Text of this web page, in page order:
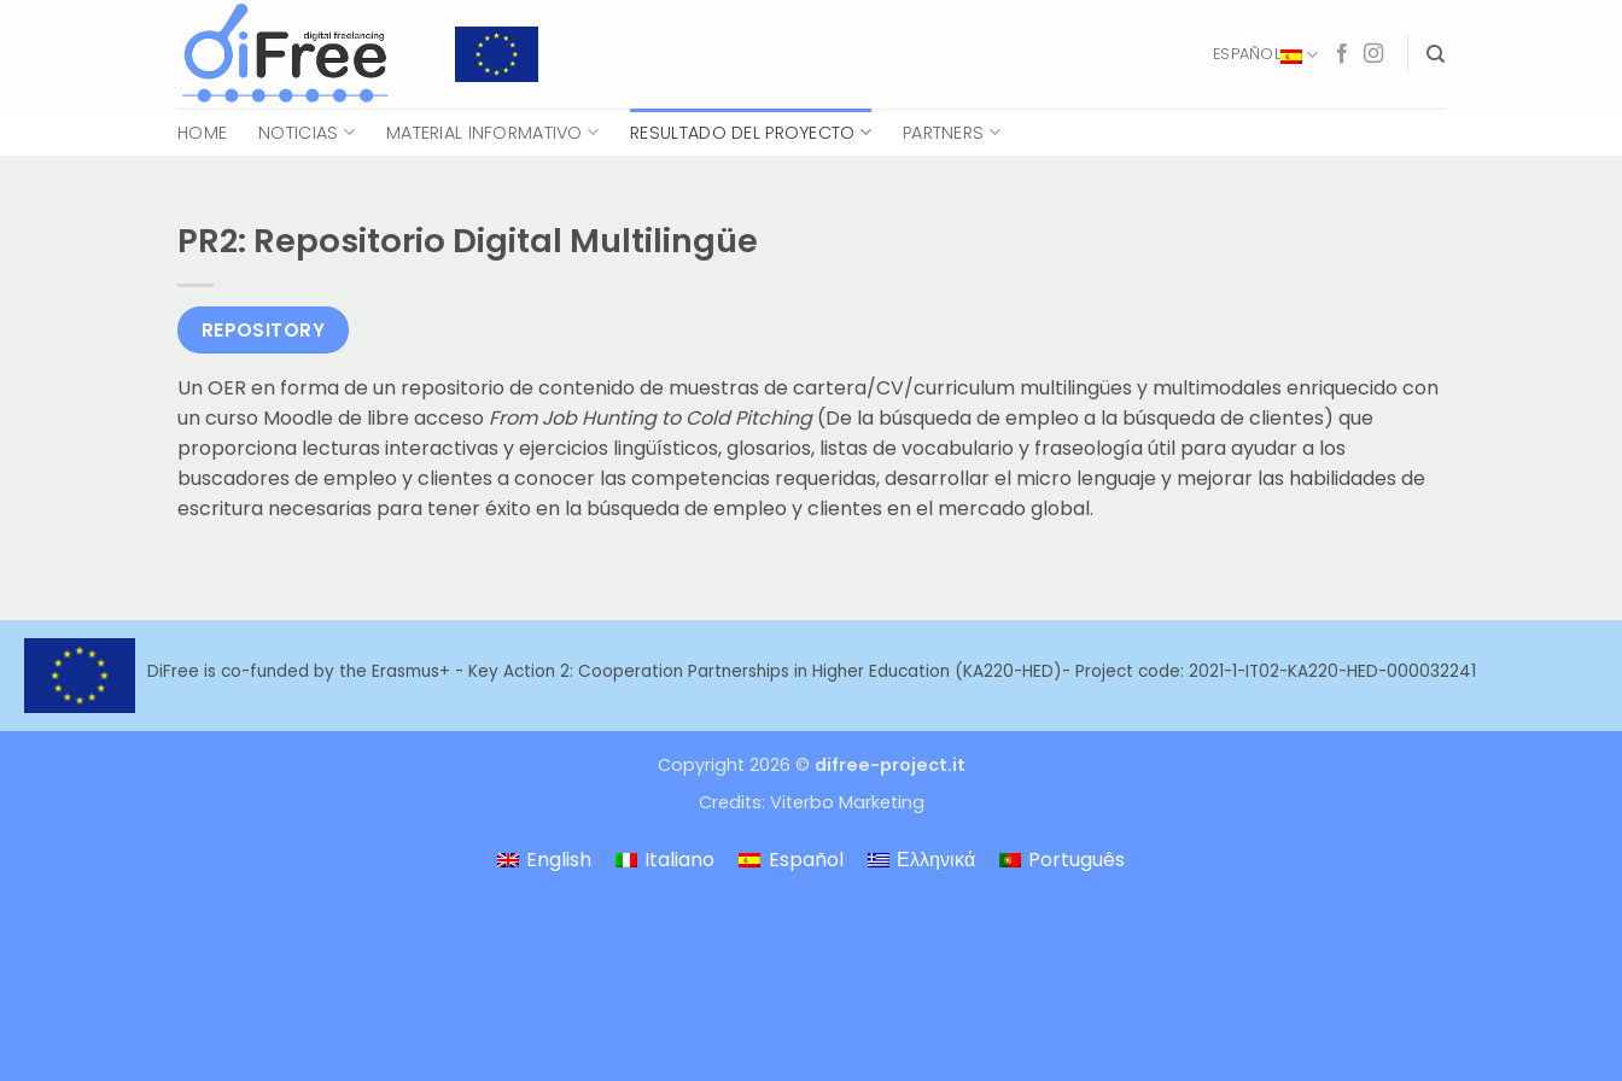
ESPAÑOL
HOME NOTICIAS MATERIAL INFORMATIVO RESULTADO DEL PROYECTO PARTNERS
PR2: Repositorio Digital Multilingüe
REPOSITORY
Un OER en forma de un repositorio de contenido de muestras de cartera/CV/curriculum multilingües y multimodales enriquecido con
un curso Moodle de libre acceso From Job Hunting to Cold Pitching(De la búsqueda de empleo a la búsqueda de clientes) que
proporciona lecturas interactivas y ejercicios lingüísticos, glosarios, listas de vocabulario y fraseología útil para ayudar a los
buscadores de empleo y clientes a conocer las competencias requeridas, desarrollar el micro lenguaje y mejorar las habilidades de
escritura necesarias para tener éxito en la búsqueda de empleo y clientes en el mercado global.
DiFree is co-funded by the Erasmus+ - Key Action 2: Cooperation Partnerships in Higher Education (KA220-HED)- Project code: 2021-1-IT02-KA220-HED-000032241
Copyright 2026 © difree-project.it
Credits: Viterbo Marketing
English Italiano Español Ελληνικά Português